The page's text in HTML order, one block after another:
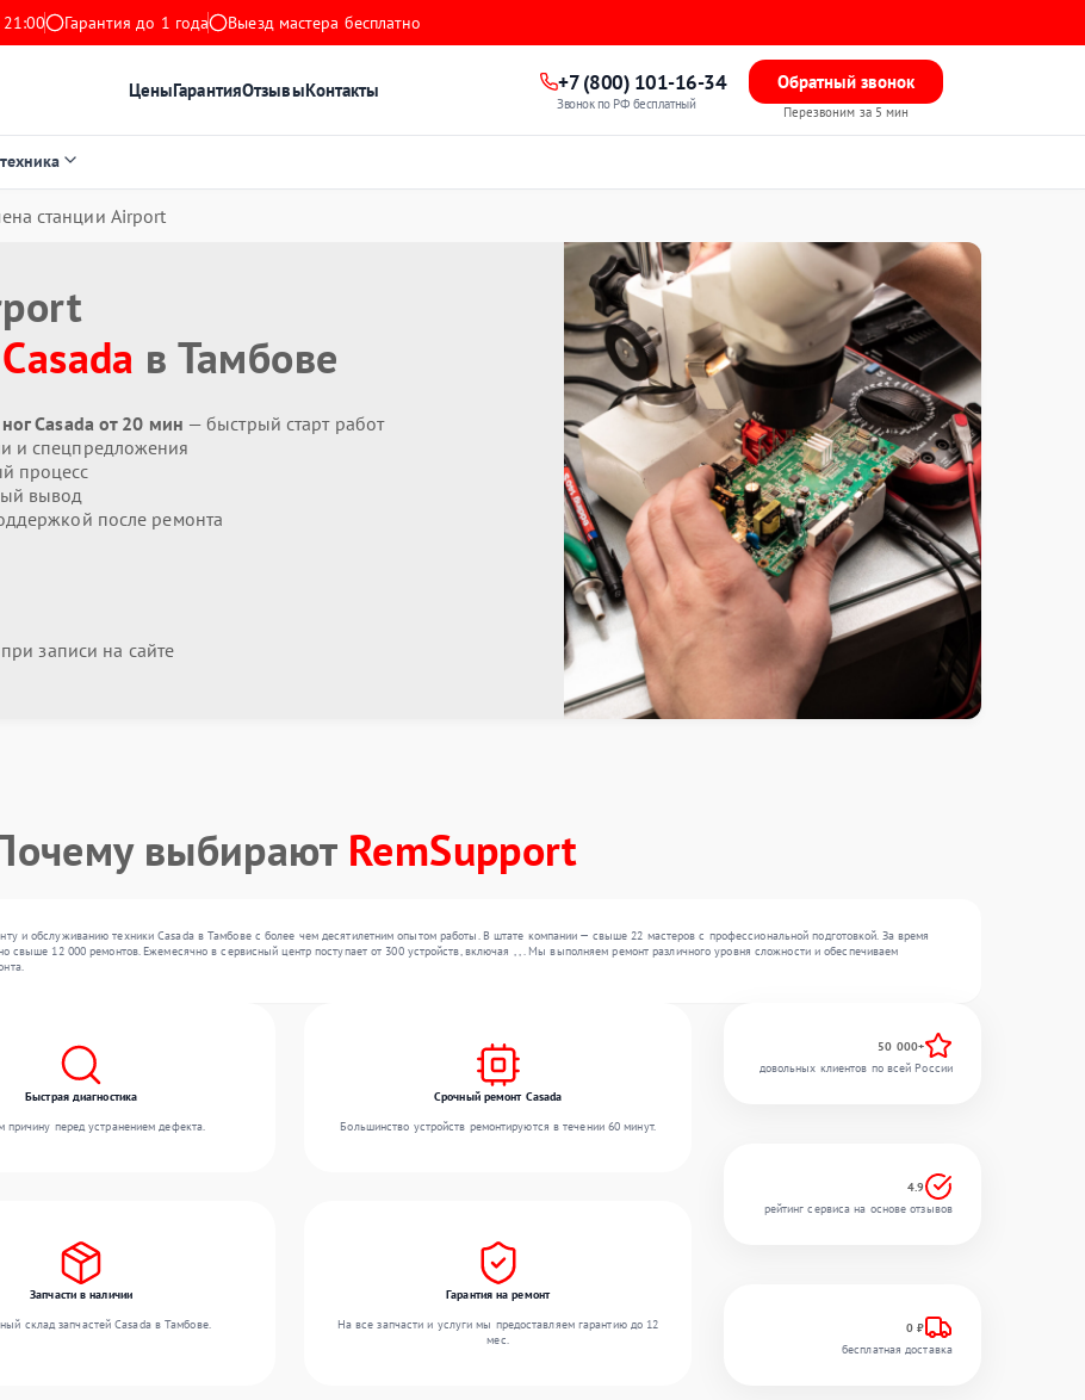
Гарантия до 1 года Выезд мастера бесплатно
ЦеныГарантияОтзывыКонтакты +7 (800) 101-16-34
Звонок по РФ бесплатный
Обратный звонок
Перезвоним за 5 мин
станции Airport
Casada в Тамбове
Casada от 20 мин — быстрый старт работ
и спецпредложения
процесс
вывод
после ремонта
записи на сайте
выбирают RemSupport
и обслуживанию техники Casada в Тамбове с более чем десятилетним опытом работы. В штате компании — свыше 22 мастеров с профессиональной подготовкой. За время
свыше 12 000 ремонтов. Ежемесячно в сервисный центр поступает от 300 устройств, включая , , . Мы выполняем ремонт различного уровня сложности и обеспечиваем
Быстрая диагностика
причину перед устранением дефекта.
Срочный ремонт Casada
Большинство устройств ремонтируются в течении 60 минут.
Запчасти в наличии
склад запчастей Casada в Тамбове.
Гарантия на ремонт
На все запчасти и услуги мы предоставляем гарантию до 12
мес.
50 000+
довольных клиентов по всей России
4.9
рейтинг сервиса на основе отзывов
0 ₽
бесплатная доставка